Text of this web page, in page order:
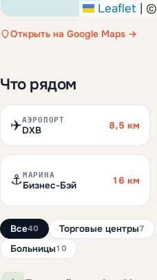
Leaflet | ©
Открыть на Google Maps →
Что рядом
✈️АЭРОПОРТ
DXB 8,5 км
⚓ МАРИНА
Бизнес-Бэй 16 км
Все40 Торговые центры7
Больницы10